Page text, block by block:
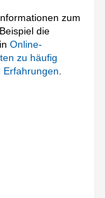
zum
Beispiel die
Online-
zu häufig
Erfahrungen